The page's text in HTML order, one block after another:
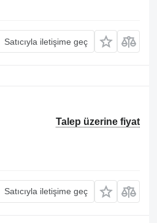
Satıcıyla iletişime geç
Talep üzerine fiyat
Satıcıyla iletişime geç